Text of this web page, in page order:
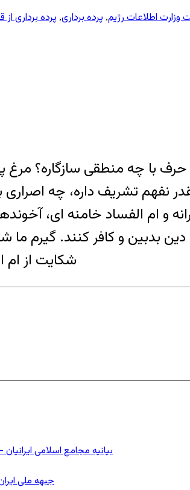
وزارت اطلاعات رژیم, پرده برداری, پرده برداری
حرف با چه منطقی سازگاره؟
و ام الفساد خامنه ای،
بدبین و کافر کنند. گیرم ما
شکایت از ام
بیانیه مجامع اسلامی
جبهه ملی